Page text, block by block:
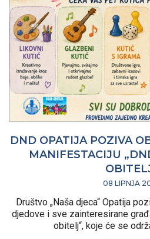
DND OPATIJA POZIVA
MANIFESTACIJU
08 LIPNJA
Društvo „Naša djeca“ Opatija
djedove i sve zainteresirane
obitelj“, koje će se